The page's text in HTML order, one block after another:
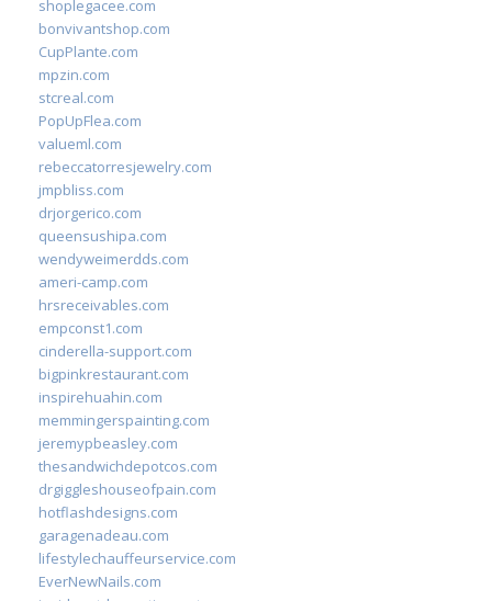
shoplegacee.com
bonvivantshop.com
CupPlante.com
mpzin.com
stcreal.com
PopUpFlea.com
valueml.com
rebeccatorresjewelry.com
jmpbliss.com
drjorgerico.com
queensushipa.com
wendyweimerdds.com
ameri-camp.com
hrsreceivables.com
empconst1.com
cinderella-support.com
bigpinkrestaurant.com
inspirehuahin.com
memmingerspainting.com
jeremypbeasley.com
thesandwichdepotcos.com
drgiggleshouseofpain.com
hotflashdesigns.com
garagenadeau.com
lifestylechauffeurservice.com
EverNewNails.com